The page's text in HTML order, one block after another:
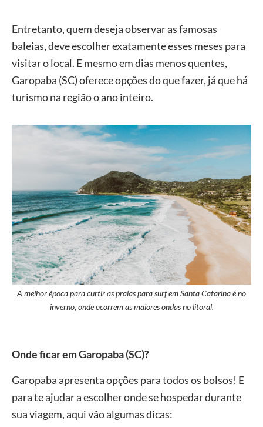
Entretanto, quem deseja observar as famosas
baleias, deve escolher exatamente esses meses para
visitar o local. E mesmo em dias menos quentes,
Garopaba (SC) oferece opções do que fazer, já que há
turismo na região o ano inteiro.
A melhor época para curtir as praias para surf em Santa Catarina é no
inverno, onde ocorrem as maiores ondas no litoral.
Onde ficar em Garopaba(SC)?
Garopaba apresenta opções para todos os bolsos! E
para te ajudar a escolher onde se hospedar durante
sua viagem, aqui vão algumas dicas: